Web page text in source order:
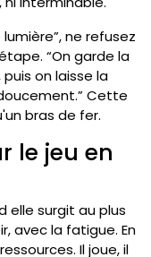
ne refusez
“On garde la
on laisse la
Cette
bras de fer.
le jeu en
elle surgit au plus
avec la fatigue. En
Il joue, il